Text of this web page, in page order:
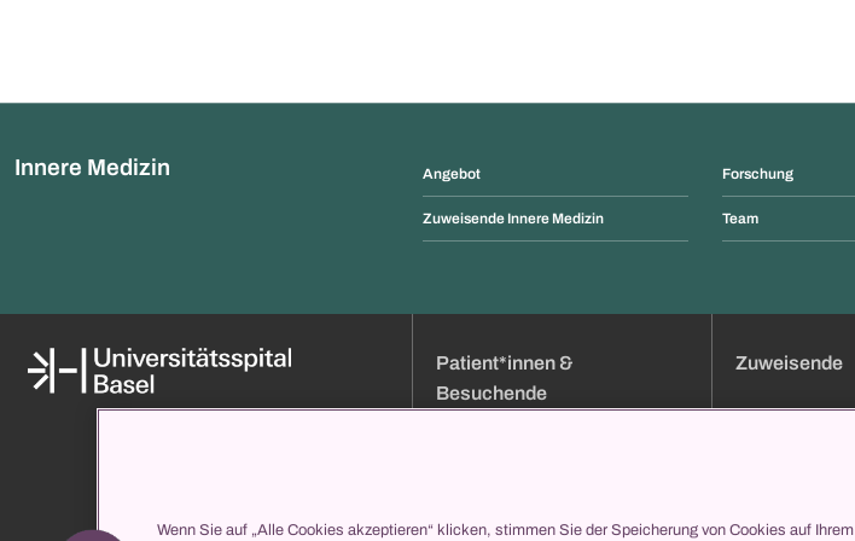
Innere Medizin Angebot
Zuweisende Innere Medizin
Forschung
Team
Klinikverzeichnis
Patient*innen &
Besuchende
Eintritt
Zuweisende
Onlineformulare
Wenn Sie auf „Alle Cookies akzeptieren“ klicken, stimmen Sie der Speicherung von Cookies auf Ihrem